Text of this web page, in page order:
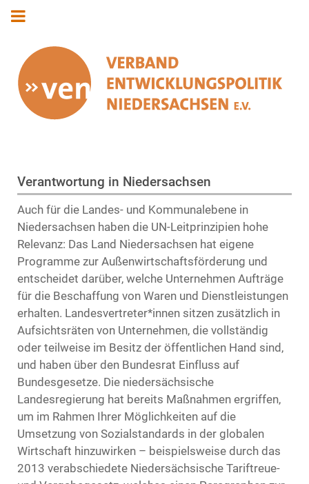
Verantwortung in Niedersachsen
Auch für die Landes- und Kommunalebene in
Niedersachsen haben die UN-Leitprinzipien hohe
Relevanz: Das Land Niedersachsen hat eigene
Programme zur Außenwirtschaftsförderung und
entscheidet darüber, welche Unternehmen Aufträge
für die Beschaffung von Waren und Dienstleistungen
erhalten. Landesvertreter*innen sitzen zusätzlich in
Aufsichtsräten von Unternehmen, die vollständig
oder teilweise im Besitz der öffentlichen Hand sind,
und haben über den Bundesrat Einfluss auf
Bundesgesetze. Die niedersächsische
Landesregierung hat bereits Maßnahmen ergriffen,
um im Rahmen Ihrer Möglichkeiten auf die
Umsetzung von Sozialstandards in der globalen
Wirtschaft hinzuwirken – beispielsweise durch das
2013 verabschiedete Niedersächsische Tariftreue-